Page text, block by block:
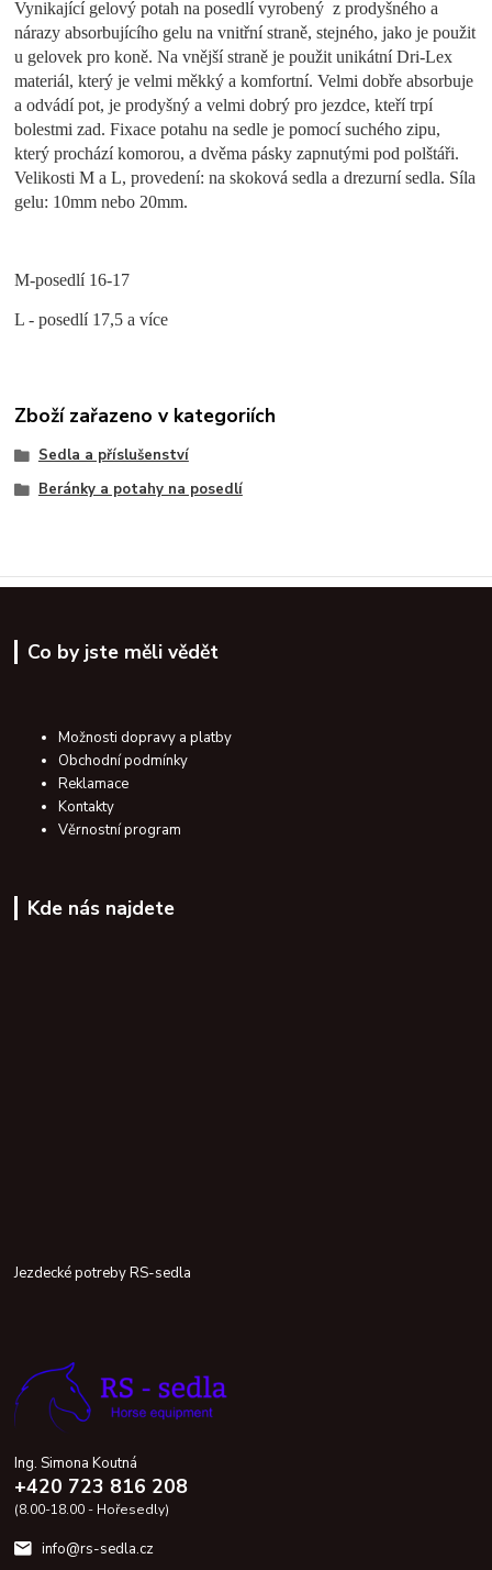
Vynikající gelový potah na posedlí vyrobený z prodyšného a
nárazy absorbujícího gelu na vnitřní straně, stejného, jako je použit
u gelovek pro koně. Na vnější straně je použit unikátní Dri-Lex
materiál, který je velmi měkký a komfortní. Velmi dobře absorbuje
a odvádí pot, je prodyšný a velmi dobrý pro jezdce, kteří trpí
bolestmi zad. Fixace potahu na sedle je pomocí suchého zipu,
který prochází komorou, a dvěma pásky zapnutými pod polštáři.
Velikosti M a L, provedení: na skoková sedla a drezurní sedla. Síla
gelu: 10mm nebo 20mm.
M-posedlí 16-17
L - posedlí 17,5 a více
Zboží zařazeno v kategoriích
Sedla a příslušenství
Beránky a potahy na posedlí
Co by jste měli vědět
Možnosti dopravy a platby
Obchodní podmínky
Reklamace
Kontakty
Věrnostní program
Kde nás najdete
Jezdecké potreby RS-sedla
Ing. Simona Koutná
+420 723 816 208
(8.00-18.00 - Hořesedly)
info@rs-sedla.cz